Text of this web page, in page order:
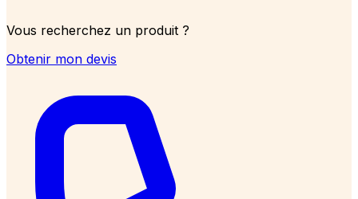
Vous recherchez un produit ?
Obtenir mon devis